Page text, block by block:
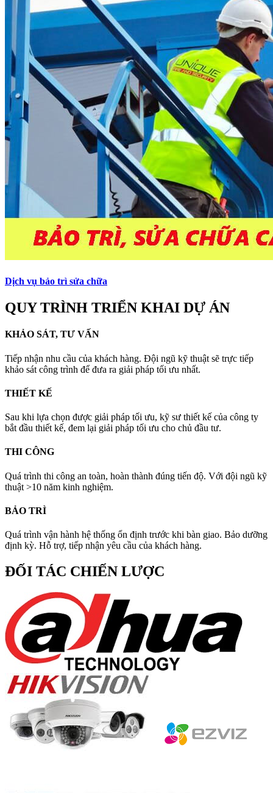
Dịch vụ bảo trì sửa chữa
QUY TRÌNH TRIỂN KHAI DỰ ÁN
KHẢO SÁT, TƯ VẤN
Tiếp nhận nhu cầu của khách hàng. Đội ngũ kỹ thuật sẽ trực tiếp
khảo sát công trình để đưa ra giải pháp tối ưu nhất.
THIẾT KẾ
Sau khi lựa chọn được giải pháp tối ưu, kỹ sư thiết kế của công ty
bắt đầu thiết kế, đem lại giải pháp tối ưu cho chủ đầu tư.
THI CÔNG
Quá trình thi công an toàn, hoàn thành đúng tiến độ. Với đội ngũ kỹ
thuật >10 năm kinh nghiệm.
BẢO TRÌ
Quá trình vận hành hệ thống ổn định trước khi bàn giao. Bảo dưỡng
định kỳ. Hỗ trợ, tiếp nhận yêu cầu của khách hàng.
ĐỐI TÁC CHIẾN LƯỢC